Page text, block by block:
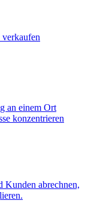
an einem Ort
konzentrieren
Kunden abrechnen,